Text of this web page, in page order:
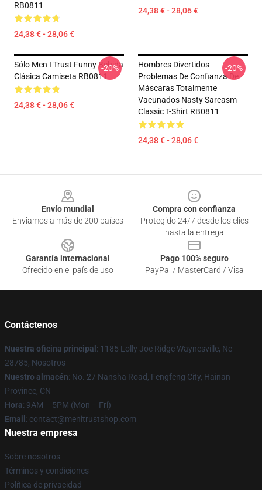
RB0811
24,38 € - 28,06 €
24,38 € - 28,06 €
Sólo Men I Trust Funny Bebida
Clásica Camiseta RB0811
24,38 € - 28,06 €
-20%
Hombres Divertidos
Problemas De Confianza De
Máscaras Totalmente
Vacunados Nasty Sarcasm
Classic T-Shirt RB0811
24,38 € - 28,06 €
-20%
Envío mundial
Enviamos a más de 200 países
Compra con confianza
Protegido 24/7 desde los clics
hasta la entrega
Garantía internacional
Ofrecido en el país de uso
Pago 100% seguro
PayPal / MasterCard / Visa
Contáctenos
Nuestra oficina principal : 1185 Lolly Joe Ridge Waynesville, Nc
28785, Nosotros
Nuestro almacén: No. 27 Nansha Road, Fengfeng City, Hainan
Province, CN
Hora: 9AM – 5PM (Mon – Fri)
Email : contact@menitrustshop.com
Nuestra empresa
Sobre nosotros
Términos y condiciones
Política de privacidad